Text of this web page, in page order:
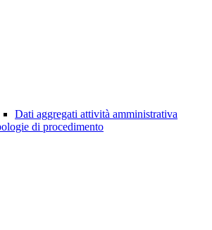
Dati aggregati attività amministrativa
di procedimento